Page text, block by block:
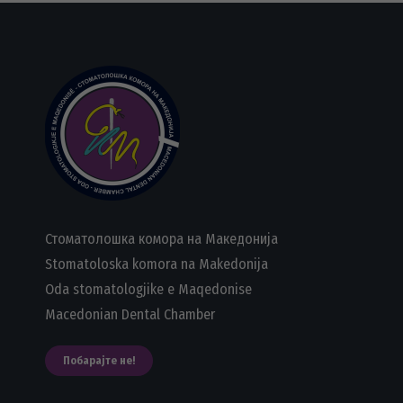
Стоматолошка комора на Македонија
Stomatoloska komora na Makedonija
Oda stomatologjike e Maqedonise
Macedonian Dental Chamber
Побарајте не!